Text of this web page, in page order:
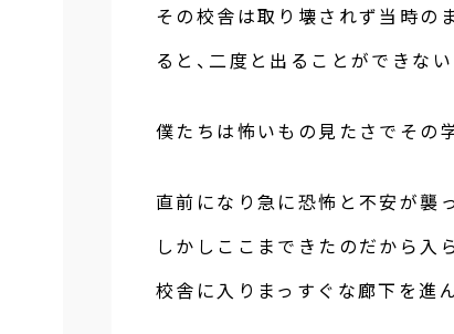
その校舎は取り壊されず当時の
ると、二度と出ることができない
僕たちは怖いもの見たさでその
直前になり急に恐怖と不安が襲
しかしここまできたのだから入
校舎に入りまっすぐな廊下を進ん